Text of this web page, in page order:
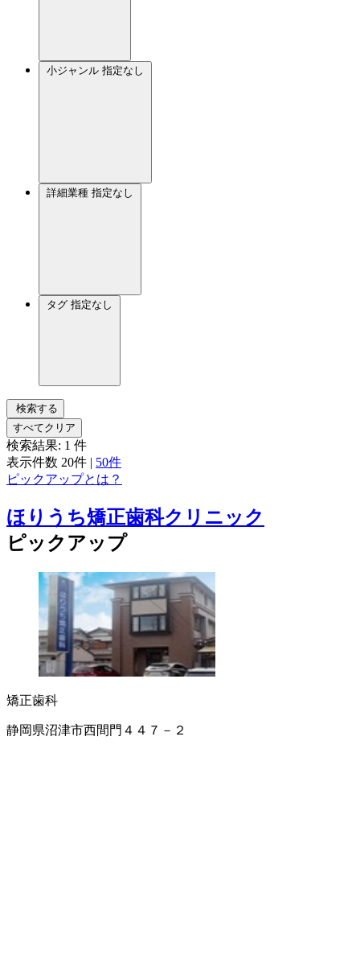
小ジャンル 指定なし
詳細業種 指定なし
タグ 指定なし
検索する
すべてクリア
検索結果: 1 件
表示件数 20件 | 50件
ピックアップとは？
ほりうち矯正歯科クリニック
ピックアップ
矯正歯科
静岡県沼津市西間門４４７－２